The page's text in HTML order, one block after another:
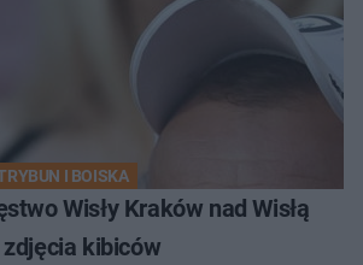
I BOISKA
Wisły Kraków nad Wisłą
kibiców